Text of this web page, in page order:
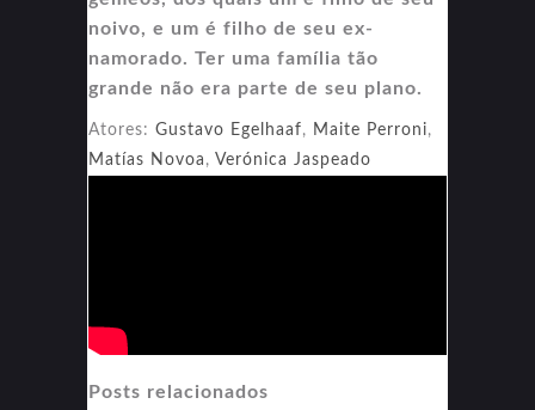
noivo, e um é filho de seu ex-
namorado. Ter uma família tão
grande não era parte de seu plano.
Atores: Gustavo Egelhaaf, Maite Perroni,
Matías Novoa , Verónica Jaspeado
Posts relacionados